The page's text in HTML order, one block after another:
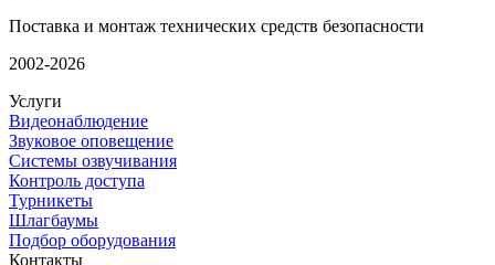
Поставка и монтаж технических средств безопасности
2002-2026
Услуги
Видеонаблюдение
Звуковое оповещение
Системы озвучивания
Контроль доступа
Турникеты
Шлагбаумы
Подбор оборудования
Контакты